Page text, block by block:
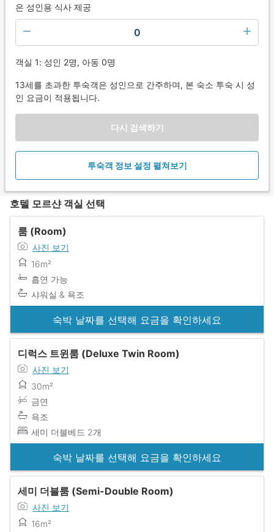
은 성인용 식사 제공
0
객실 1: 성인 2명, 아동 0명
13세를 초과한 투숙객은 성인으로 간주하며, 본 숙소 투숙 시 성
인 요금이 적용됩니다.
다시 검색하기
투숙객 정보 설정 펼쳐보기
호텔 모르샨 객실 선택
룸 (Room)
사진 보기
16m²
흡연 가능
샤워실 & 욕조
숙박 날짜를 선택해 요금을 확인하세요
디럭스 트윈룸 (Deluxe Twin Room)
사진 보기
30m²
금연
욕조
세미 더블베드 2개
숙박 날짜를 선택해 요금을 확인하세요
세미 더블룸 (Semi-Double Room)
사진 보기
16m²